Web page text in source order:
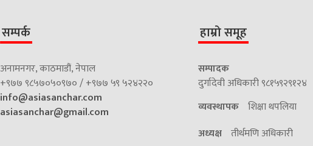
सम्पर्क
अनामनगर, काठमाडौं, नेपाल
+९७७ ९८५७०५०९७० / +९७७ ५९ ५२४२२०
info@asiasanchar.com
asiasanchar@gmail.com
हाम्रो समूह
सम्पादक
दुर्गादेवी अधिकारी ९८१५९२९१२४
व्यवस्थापक शिक्षा थपलिया
अध्यक्ष तीर्थमणि अधिकारी